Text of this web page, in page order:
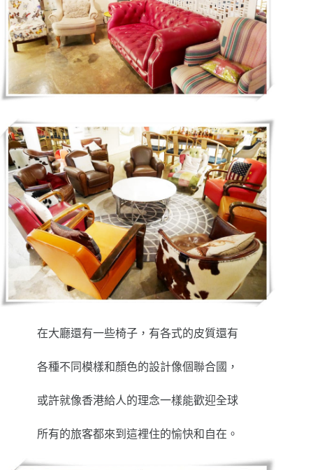
在大廳還有一些椅子，有各式的皮質還有
各種不同模樣和顏色的設計像個聯合國，
或許就像香港給人的理念一樣能歡迎全球
所有的旅客都來到這裡住的愉快和自在。